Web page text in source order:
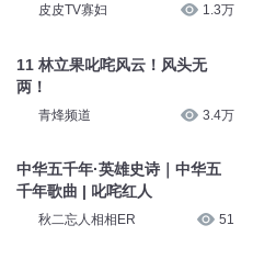
皮皮TV寡妇 1.3万
11 林立果叱咤风云！风头无
两！
青烽频道 3.4万
中华五千年·英雄史诗｜中华五
千年歌曲 | 叱咤红人
秋二忘人相相ER 51